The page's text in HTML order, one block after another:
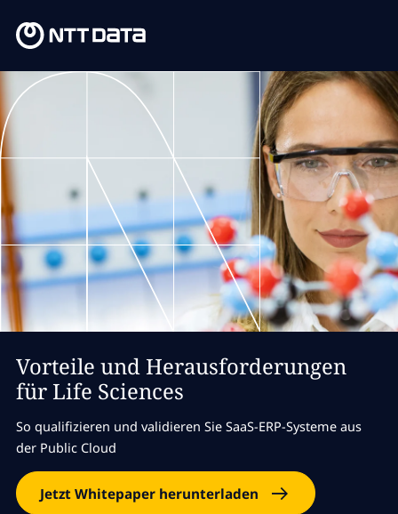
Vorteile und Herausforderungen
für Life Sciences
So qualifizieren und validieren Sie SaaS-ERP-Systeme aus
der Public Cloud
Jetzt Whitepaper herunterladen